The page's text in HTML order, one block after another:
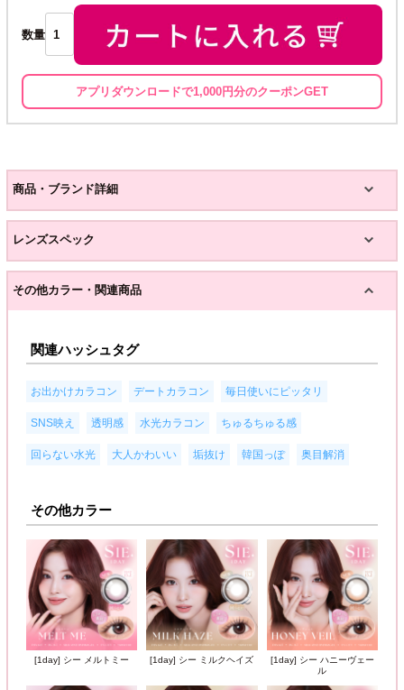
数量
アプリダウンロードで1,000円分のクーポンGET
商品・ブランド詳細
レンズスペック
その他カラー・関連商品
関連ハッシュタグ
お出かけカラコン デートカラコン 毎日使いにピッタリ
SNS映え 透明感 水光カラコン ちゅるちゅる感
回らない水光 大人かわいい 垢抜け 韓国っぽ 奥目解消
その他カラー
[1day] シー メルトミー [1day] シー ミルクヘイズ
[1day] シー ハニーヴェー
ル